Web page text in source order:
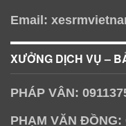
Email:
XƯỞNG DỊCH VỤ –
PHÁP VÂN:
PHẠM VĂN ĐỒNG: